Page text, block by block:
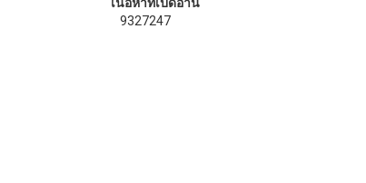
9327247